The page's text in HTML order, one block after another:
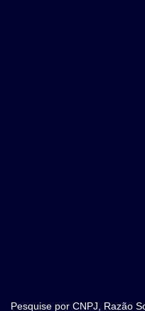
Pesquise por CNPJ, Razão